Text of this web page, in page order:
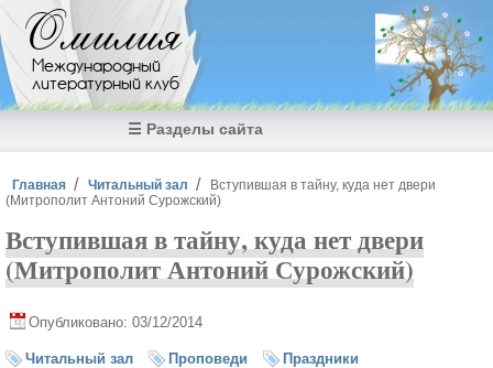
Перейти к основному содержанию
Омилия
Международный
литературный клуб
☰ Разделы сайта
Вы здесь
Главная Читальный зал
Вступившая в тайну, куда нет двери
(Митрополит Антоний Сурожский)
Вступившая в тайну, куда нет двери
(Митрополит Антоний Сурожский)
Опубликовано: 03/12/2014
Читальный зал Проповеди
Праздники